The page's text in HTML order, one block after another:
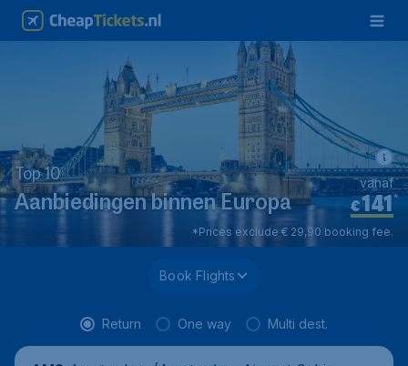
Top 10
Aanbiedingen binnen Europa €141*
vanaf
*Prices exclude € 29,90 booking fee.
Book Flights
Return One way Multi dest.